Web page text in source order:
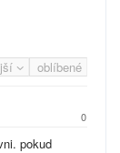
oblíbené
0
pokud